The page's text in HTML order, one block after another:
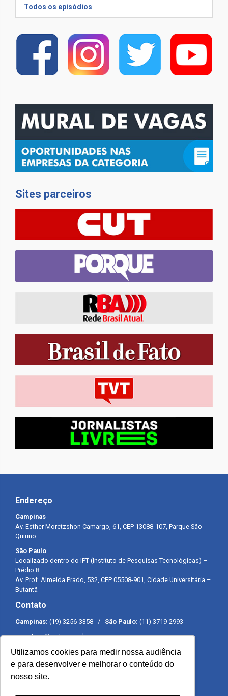
Utilizamos cookies para medir nossa audiência
e para desenvolver e melhorar o conteúdo do
nosso site.
Todos os episódios
Sites parceiros
Endereço
Campinas
Av. Esther Moretzshon Camargo, 61, CEP 13088-107, Parque São
Quirino
São Paulo
Localizado dentro do IPT (Instituto de Pesquisas Tecnológicas) –
Prédio 8
Av. Prof. Almeida Prado, 532, CEP 05508-901, Cidade Universitária –
Butantã
Contato
Campinas: (19) 3256-3358 / São Paulo: (11) 3719-2993
secretaria@sintpq.org.br
Expediente
Segunda a sexta-feira das 8h às 17h